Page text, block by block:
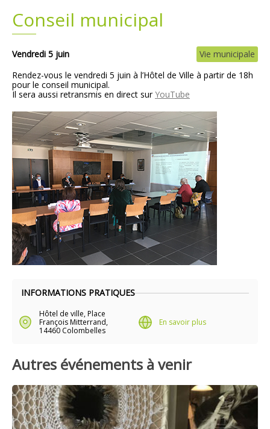
INFORMATIONS PRATIQUES
Hôtel de ville, Place
François Mitterrand,
14460 Colombelles
En savoir plus
Conseil municipal
Vendredi 5 juin
Vie municipale
Rendez-vous le vendredi 5 juin à l’Hôtel de Ville à partir de 18h
pour le conseil municipal.
Il sera aussi retransmis en direct surYouTube
Autres événements à venir
Plans
Demandes légales
Emploi
Marchés publics
Grands projets